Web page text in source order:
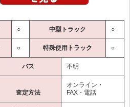
○ 中型トラック ○
○ 特殊使用トラック ○
バス 不明
査定方法
オンライン・
FAX・電話